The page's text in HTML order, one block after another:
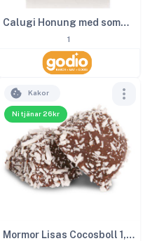
Calugi Honung med sommartryffel 40 g
1
Ni tjänar 26kr
Kakor
Mormor Lisas Cocosboll 1,6kg